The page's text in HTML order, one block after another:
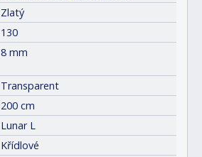
Zlatý
130
8 mm
Transparent
200 cm
Lunar L
Křídlové